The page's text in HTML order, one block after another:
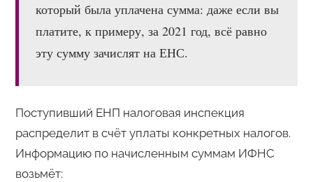
который была уплачена сумма: даже если вы
платите, к примеру, за 2021 год, всё равно
эту сумму зачислят на ЕНС.
Поступивший ЕНП налоговая инспекция
распределит в счёт уплаты конкретных налогов.
Информацию по начисленным суммам ИФНС
возьмёт: